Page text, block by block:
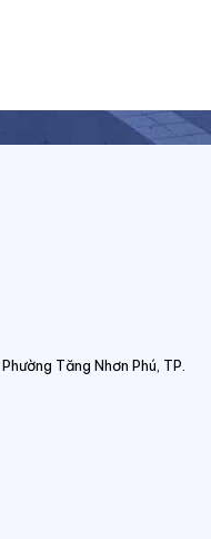
Tăng Nhơn Phú, TP.